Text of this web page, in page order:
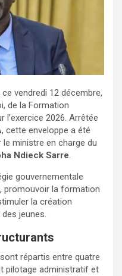
vendredi 12 décembre,
de la Formation
2026. Arrêtée
, cette enveloppe a été
ministre en charge du
Ndieck Sarre.
gouvernementale
promouvoir la formation
la création
jeunes.
répartis entre quatre
pilotage administratif et